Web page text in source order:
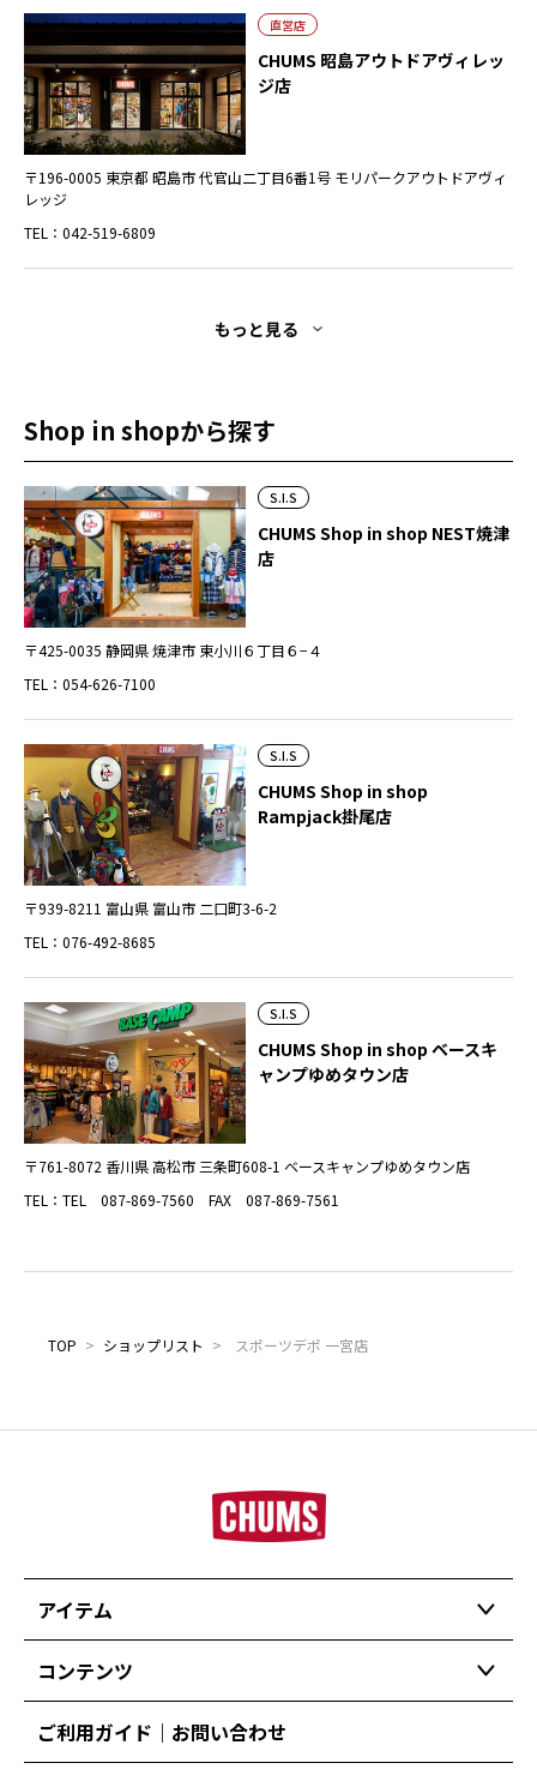
直営店
CHUMS 昭島アウトドアヴィレッ
ジ店
〒196-0005 東京都 昭島市 代官山二丁目6番1号 モリパークアウトドアヴィ
レッジ
TEL：042-519-6809
もっと見る
Shop in shopから探す
S.I.S
CHUMS Shop in shop NEST焼津
店
〒425-0035 静岡県 焼津市 東小川６丁目６−４
TEL：054-626-7100
S.I.S
CHUMS Shop in shop
Rampjack掛尾店
〒939-8211 富山県 富山市 二口町3-6-2
TEL：076-492-8685
S.I.S
CHUMS Shop in shop ベースキ
ャンプゆめタウン店
〒761-8072 香川県 高松市 三条町608-1 ベースキャンプゆめタウン店
TEL：TEL 087-869-7560 FAX 087-869-7561
TOP > ショップリスト > スポーツデポ 一宮店
アイテム
コンテンツ
ご利用ガイド｜お問い合わせ